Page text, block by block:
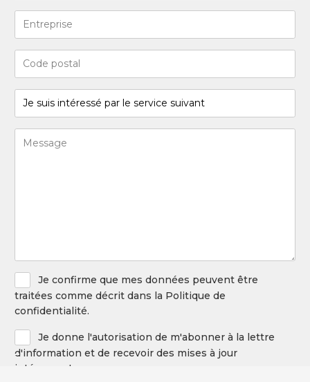
mail
(Required)
postal
(Required)
suis
intéressé
par
(Required)
Privacy
Policy
Je confirme que mes données peuvent être
traitées comme décrit dans la Politique de
confidentialité.
Newsletter
Je donne l'autorisation de m'abonner à la lettre
d'information et de recevoir des mises à jour
intéressantes.